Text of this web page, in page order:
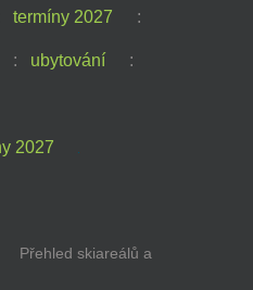
termíny 2027 :
: ubytování :
Přehled skiareálů a